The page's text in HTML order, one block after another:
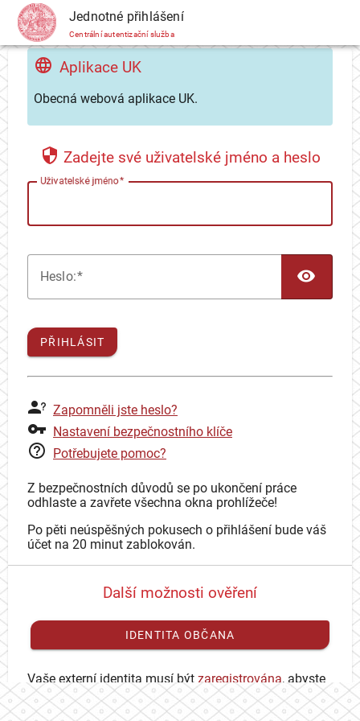
CAS Jednotné přihlášení
Centrální autentizační služba
Aplikace UK
Obecná webová aplikace UK.
Zadejte své uživatelské jméno a heslo
Uživatelské jméno
Heslo:
PŘIHLÁSIT
Zapomněli jste heslo?
Nastavení bezpečnostního klíče
Potřebujete pomoc?
Z bezpečnostních důvodů se po ukončení práce
odhlaste a zavřete všechna okna prohlížeče!
Po pěti neúspěšných pokusech o přihlášení bude váš
účet na 20 minut zablokován.
Další možnosti ověření
IDENTITA OBČANA
Vaše externí identita musí být zaregistrována, abyste
se mohli přihlásit ke svému CAS účtu.